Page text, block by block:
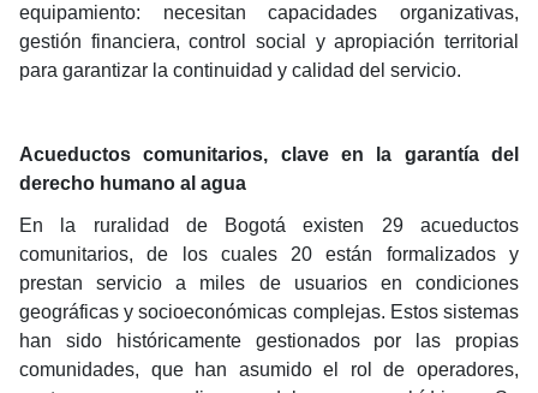
equipamiento: necesitan capacidades organizativas,
gestión financiera, control social y apropiación territorial
para garantizar la continuidad y calidad del servicio.
Acueductos comunitarios, clave en la garantía del
derecho humano al agua
En la ruralidad de Bogotá existen 29 acueductos
comunitarios, de los cuales 20 están formalizados y
prestan servicio a miles de usuarios en condiciones
geográficas y socioeconómicas complejas. Estos sistemas
han sido históricamente gestionados por las propias
comunidades, que han asumido el rol de operadores,